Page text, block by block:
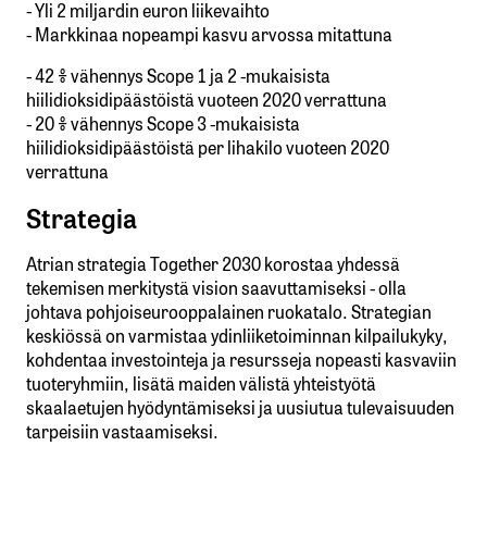
- Yli 2 miljardin euron liikevaihto
- Markkinaa nopeampi kasvu arvossa mitattuna
- 42 % vähennys Scope 1 ja 2 -mukaisista
hiilidioksidipäästöistä vuoteen 2020 verrattuna
- 20 % vähennys Scope 3 -mukaisista
hiilidioksidipäästöistä per lihakilo vuoteen 2020
verrattuna
Strategia
Atrian strategia Together 2030 korostaa yhdessä
tekemisen merkitystä vision saavuttamiseksi - olla
johtava pohjoiseurooppalainen ruokatalo. Strategian
keskiössä on varmistaa ydinliiketoiminnan kilpailukyky,
kohdentaa investointeja ja resursseja nopeasti kasvaviin
tuoteryhmiin, lisätä maiden välistä yhteistyötä
skaalaetujen hyödyntämiseksi ja uusiutua tulevaisuuden
tarpeisiin vastaamiseksi.